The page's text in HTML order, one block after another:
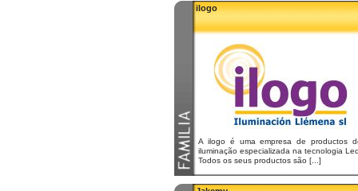
ilogo
A ilogo é uma empresa de productos
iluminação especializada na tecnologia
Todos os seus productos são [...]